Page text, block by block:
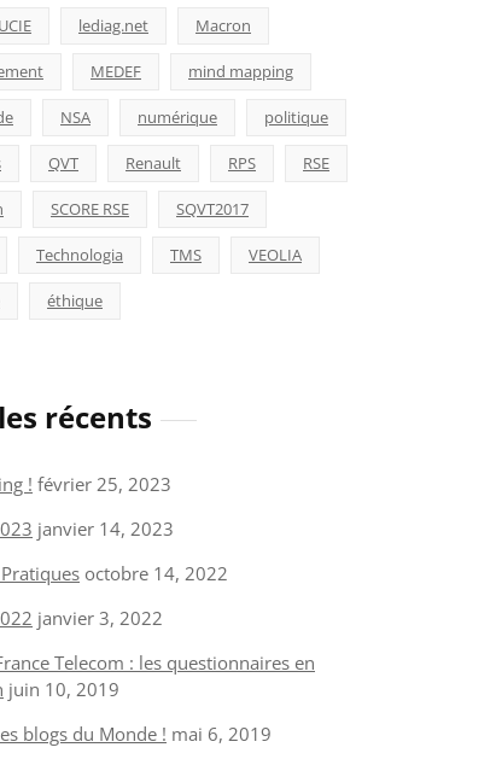
lediag.net Macron
MEDEF mind mapping
NSA numérique politique
QVT Renault RPS RSE
SCORE RSE SQVT2017
Technologia TMS VEOLIA
éthique
récents
! février 25, 2023
janvier 14, 2023
octobre 14, 2022
janvier 3, 2022
Telecom : les questionnaires en
juin 10, 2019
blogs du Monde ! mai 6, 2019